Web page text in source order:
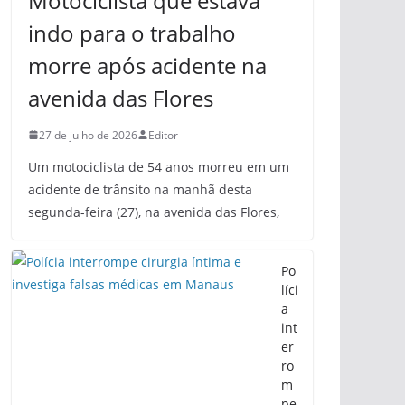
indo para o trabalho
morre após acidente na
avenida das Flores
27 de julho de 2026 Editor
Um motociclista de 54 anos morreu em um
acidente de trânsito na manhã desta
segunda-feira (27), na avenida das Flores,
Po
líci
a
int
er
ro
m